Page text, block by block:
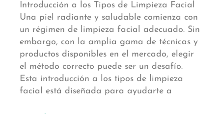
Introducción a los Tipos de Limpieza Facial
Una piel radiante y saludable comienza con
un régimen de limpieza facial adecuado. Sin
embargo, con la amplia gama de técnicas y
productos disponibles en el mercado, elegir
el método correcto puede ser un desafío.
Esta introducción a los tipos de limpieza
facial está diseñada para ayudarte a